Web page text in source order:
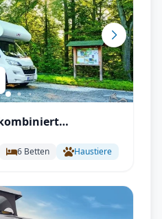
Raumangebot
6 Betten Haustiere